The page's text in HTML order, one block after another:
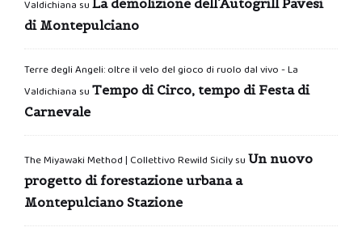
Valdichiana su La demolizione dell’Autogrill Pavesi
di Montepulciano
Terre degli Angeli: oltre il velo del gioco di ruolo dal vivo - La
Valdichiana su Tempo di Circo, tempo di Festa di
Carnevale
The Miyawaki Method | Collettivo Rewild Sicilysu Un nuovo
progetto di forestazione urbana a
Montepulciano Stazione